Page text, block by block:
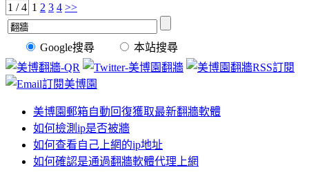
1 / 4 1 2 3 4 >>
Google搜尋 本站搜尋
美博園郵箱自動回復獲取最新翻牆軟體
如何檢測ip是否被牆
如何查看自己上網的ip地址
如何確認是通過翻牆軟體代理上網